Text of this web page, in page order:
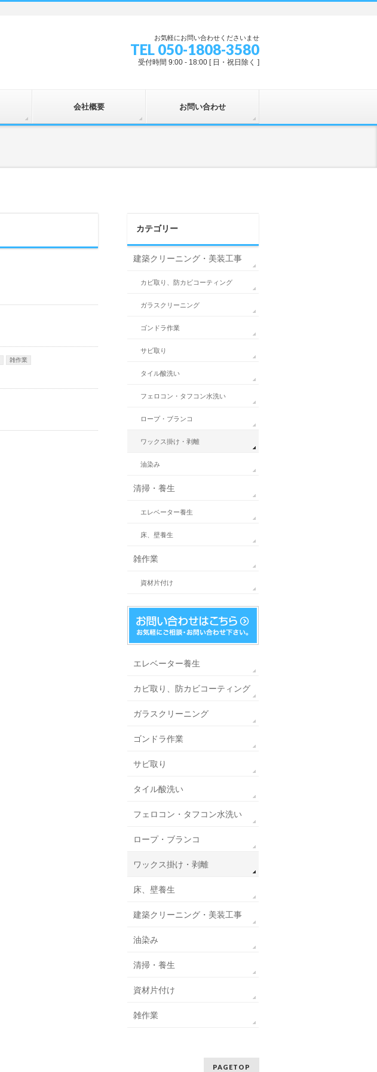
お気軽にお問い合わせくださいませ
TEL 050-1808-3580
受付時間 9:00 - 18:00 [ 日・祝日除く ]
会社概要 お問い合わせ
雑作業
カテゴリー
建築クリーニング・美装工事
カビ取り、防カビコーティング
ガラスクリーニング
ゴンドラ作業
サビ取り
タイル酸洗い
フェロコン・タフコン水洗い
ロープ・ブランコ
ワックス掛け・剥離
油染み
清掃・養生
エレベーター養生
床、壁養生
雑作業
資材片付け
エレベーター養生
カビ取り、防カビコーティング
ガラスクリーニング
ゴンドラ作業
サビ取り
タイル酸洗い
フェロコン・タフコン水洗い
ロープ・ブランコ
ワックス掛け・剥離
床、壁養生
建築クリーニング・美装工事
油染み
清掃・養生
資材片付け
雑作業
PAGETOP